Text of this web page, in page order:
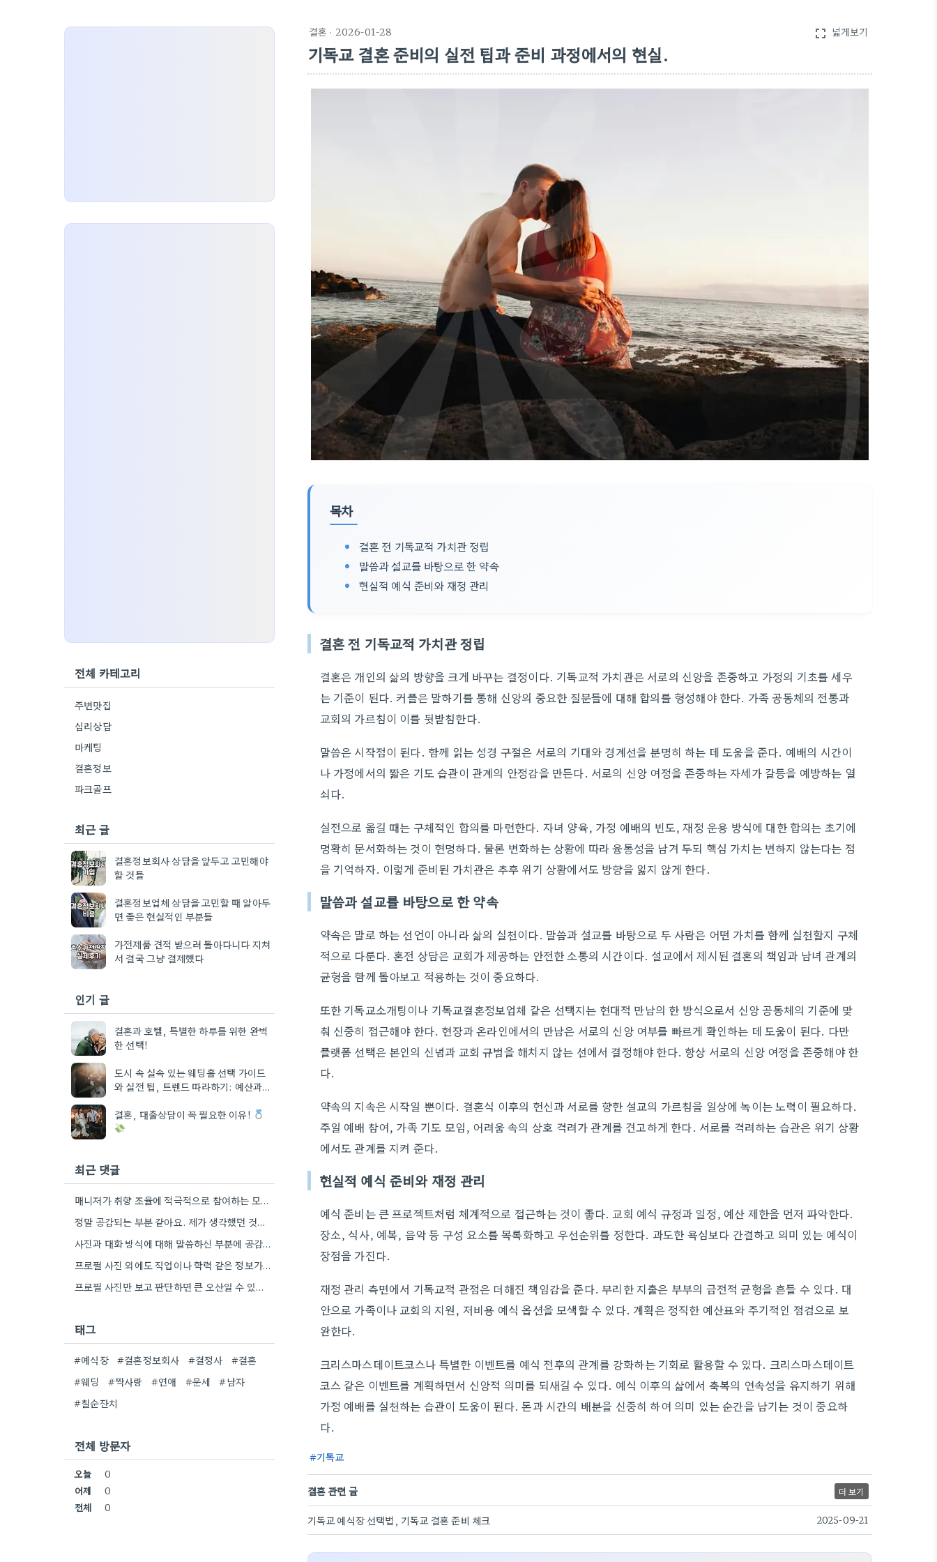
결혼 · 2026-01-28 fullscreen 넓게보기
기독교 결혼 준비의 실전 팁과 준비 과정에서의 현실.
목차
결혼 전 기독교적 가치관 정립
말씀과 설교를 바탕으로 한 약속
현실적 예식 준비와 재정 관리
결혼 전 기독교적 가치관 정립
결혼은 개인의 삶의 방향을 크게 바꾸는 결정이다. 기독교적 가치관은 서로의 신앙을 존중하고 가정의 기초를 세우
는 기준이 된다. 커플은 말하기를 통해 신앙의 중요한 질문들에 대해 합의를 형성해야 한다. 가족 공동체의 전통과
교회의 가르침이 이를 뒷받침한다.
말씀은 시작점이 된다. 함께 읽는 성경 구절은 서로의 기대와 경계선을 분명히 하는 데 도움을 준다. 예배의 시간이
나 가정에서의 짧은 기도 습관이 관계의 안정감을 만든다. 서로의 신앙 여정을 존중하는 자세가 갈등을 예방하는 열
쇠다.
실전으로 옮길 때는 구체적인 합의를 마련한다. 자녀 양육, 가정 예배의 빈도, 재정 운용 방식에 대한 합의는 초기에
명확히 문서화하는 것이 현명하다. 물론 변화하는 상황에 따라 융통성을 남겨 두되 핵심 가치는 변하지 않는다는 점
을 기억하자. 이렇게 준비된 가치관은 추후 위기 상황에서도 방향을 잃지 않게 한다.
말씀과 설교를 바탕으로 한 약속
약속은 말로 하는 선언이 아니라 삶의 실천이다. 말씀과 설교를 바탕으로 두 사람은 어떤 가치를 함께 실천할지 구체
적으로 다룬다. 혼전 상담은 교회가 제공하는 안전한 소통의 시간이다. 설교에서 제시된 결혼의 책임과 남녀 관계의
균형을 함께 돌아보고 적용하는 것이 중요하다.
또한 기독교소개팅이나 기독교결혼정보업체 같은 선택지는 현대적 만남의 한 방식으로서 신앙 공동체의 기준에 맞
춰 신중히 접근해야 한다. 현장과 온라인에서의 만남은 서로의 신앙 여부를 빠르게 확인하는 데 도움이 된다. 다만
플랫폼 선택은 본인의 신념과 교회 규범을 해치지 않는 선에서 결정해야 한다. 항상 서로의 신앙 여정을 존중해야 한
다.
약속의 지속은 시작일 뿐이다. 결혼식 이후의 헌신과 서로를 향한 설교의 가르침을 일상에 녹이는 노력이 필요하다.
주일 예배 참여, 가족 기도 모임, 어려움 속의 상호 격려가 관계를 견고하게 한다. 서로를 격려하는 습관은 위기 상황
에서도 관계를 지켜 준다.
현실적 예식 준비와 재정 관리
예식 준비는 큰 프로젝트처럼 체계적으로 접근하는 것이 좋다. 교회 예식 규정과 일정, 예산 제한을 먼저 파악한다.
장소, 식사, 예복, 음악 등 구성 요소를 목록화하고 우선순위를 정한다. 과도한 욕심보다 간결하고 의미 있는 예식이
장점을 가진다.
재정 관리 측면에서 기독교적 관점은 더해진 책임감을 준다. 무리한 지출은 부부의 금전적 균형을 흔들 수 있다. 대
안으로 가족이나 교회의 지원, 저비용 예식 옵션을 모색할 수 있다. 계획은 정직한 예산표와 주기적인 점검으로 보
완한다.
크리스마스데이트코스나 특별한 이벤트를 예식 전후의 관계를 강화하는 기회로 활용할 수 있다. 크리스마스데이트
코스 같은 이벤트를 계획하면서 신앙적 의미를 되새길 수 있다. 예식 이후의 삶에서 축복의 연속성을 유지하기 위해
가정 예배를 실천하는 습관이 도움이 된다. 돈과 시간의 배분을 신중히 하여 의미 있는 순간을 남기는 것이 중요하
다.
기독교
결혼 관련 글 더 보기
기독교 예식장 선택법, 기독교 결혼 준비 체크 2025-09-21
전체 카테고리
주변맛집
심리상담
마케팅
결혼정보
파크골프
최근 글
결혼정보회사 상담을 앞두고 고민해야
할 것들
결혼정보업체 상담을 고민할 때 알아두
면 좋은 현실적인 부분들
가전제품 견적 받으러 돌아다니다 지쳐
서 결국 그냥 결제했다
인기 글
결혼과 호텔, 특별한 하루를 위한 완벽
한 선택!
도시 속 실속 있는 웨딩홀 선택 가이드
와 실전 팁, 트렌드 따라하기: 예산과
결혼, 대출상담이 꼭 필요한 이유!
최근 댓글
매니저가 취향 조율에 적극적으로 참여하는 모습이 인상적이네요. 특히, 불편했던 부분을 솔직하게 이야기하는 게 중요하다고 말씀하신…
정말 공감되는 부분 같아요. 제가 생각했던 것처럼, 매니저가 단순히 이상형을 찾는 것뿐 아니라, 제 실제…
사진과 대화 방식에 대해 말씀하신 부분에 공감합니다. 제가 결혼 준비하면서 비슷한 고민을 했던 경험이 있어서,…
프로필 사진 외에도 직업이나 학력 같은 정보가 중요하네요. 대화를 통해 가치관이 맞지 않으면 정말 답답할…
프로필 사진만 보고 판단하면 큰 오산일 수 있을 것 같아요. 실제 만남에서 가치관 차이 때문에…
태그
#예식장 #결혼정보회사 #결정사
#결혼
#웨딩
#짝사랑 #연애 #운세
#남자
#칠순잔치
전체 방문자
오늘
0
어제
0
전체
0